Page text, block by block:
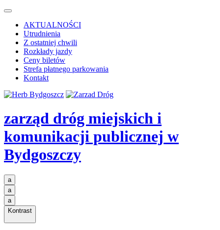
AKTUALNOŚCI
Utrudnienia
Z ostatniej chwili
Rozkłady jazdy
Ceny biletów
Strefa płatnego parkowania
Kontakt
zarząd dróg miejskich i
komunikacji publicznej w
Bydgoszczy
a
a
a
Kontrast